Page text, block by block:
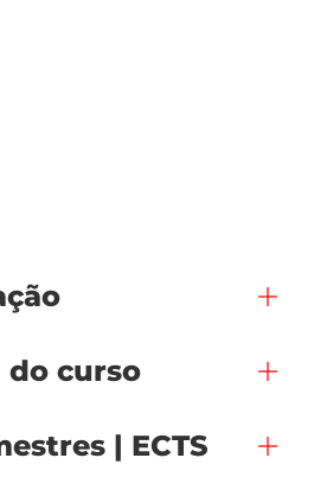
curso
| ECTS